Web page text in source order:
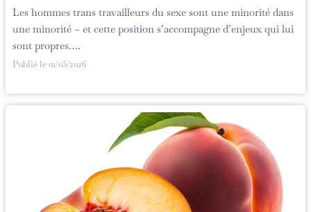
Publié le 01/05/2026
Les hommes trans travailleurs du sexe sont une minorité dans
une minorité – et cette position s’accompagne d’enjeux qui lui
sont propres….